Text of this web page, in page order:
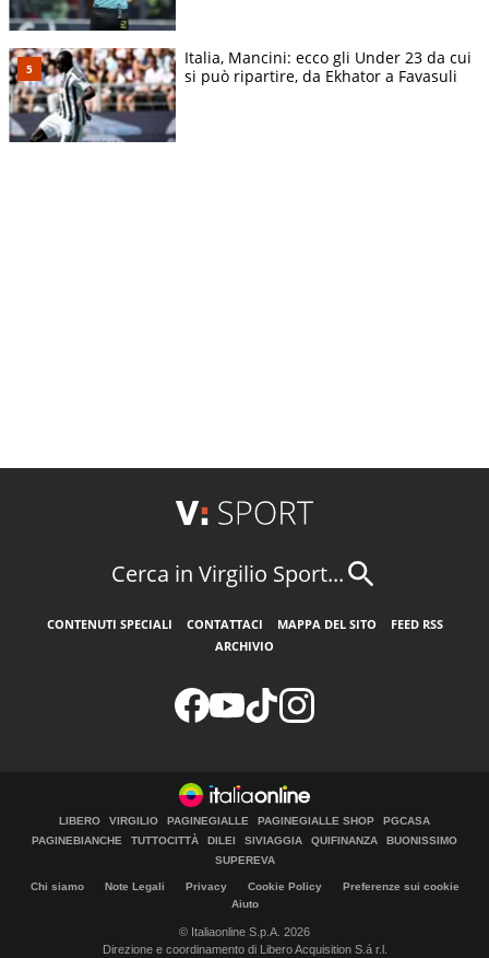
Italia, Mancini: ecco gli Under 23 da cui
si può ripartire, da Ekhator a Favasuli
Cerca in Virgilio Sport...
CONTENUTI SPECIALI CONTATTACI MAPPA DEL SITO
FEED RSS
ARCHIVIO
LIBERO VIRGILIO PAGINEGIALLE PAGINEGIALLE SHOP
PGCASA
PAGINEBIANCHE
TUTTOCITTÀ DILEI SIVIAGGIA QUIFINANZA
BUONISSIMO
SUPEREVA
Chi siamo Note Legali Privacy Cookie Policy
Preferenze sui cookie
Aiuto
© Italiaonline S.p.A. 2026
Direzione e coordinamento di Libero Acquisition S.á r.l.